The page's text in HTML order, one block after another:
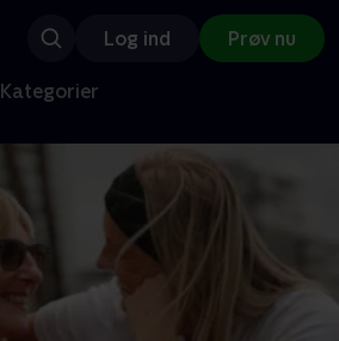
Log ind Prøv nu
Kategorier